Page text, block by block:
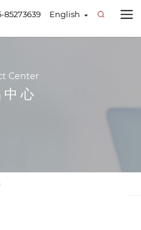
English
85273639
Center
中心